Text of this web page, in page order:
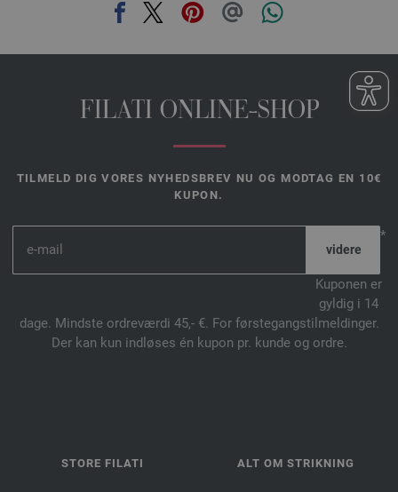
FILATI ONLINE-SHOP
TILMELD DIG VORES NYHEDSBREV NU OG MODTAG EN 10€
KUPON.
*
Kuponen er
gyldig i 14
dage. Mindste ordreværdi 45,- €. For førstegangstilmeldinger.
Der kan kun indløses én kupon pr. kunde og ordre.
STORE FILATI ALT OM STRIKNING